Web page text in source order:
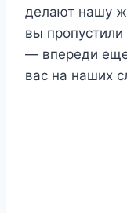
делают нашу
вы пропустили
— впереди
вас на наших